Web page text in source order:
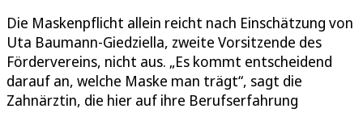
Die Maskenpflicht allein reicht nach Einschätzung von
Uta Baumann-Giedziella, zweite Vorsitzende des
Fördervereins, nicht aus. „Es kommt entscheidend
darauf an, welche Maske man trägt“, sagt die
Zahnärztin, die hier auf ihre Berufserfahrung